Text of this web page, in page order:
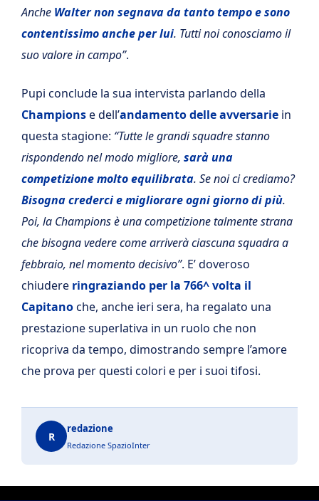
Anche Walter non segnava da tanto tempo e sono
contentissimo anche per lui. Tutti noi conosciamo il
suo valore in campo”.
Pupi conclude la sua intervista parlando della
Championse dell’andamento delle avversarie in
questa stagione: “Tutte le grandi squadre stanno
rispondendo nel modo migliore, sarà una
competizione molto equilibrata. Se noi ci crediamo?
Bisogna crederci e migliorare ogni giorno di più.
Poi, la Champions è una competizione talmente strana
che bisogna vedere come arriverà ciascuna squadra a
febbraio, nel momento decisivo”. E’ doveroso
chiudere ringraziando per la 766^ volta il
Capitanoche, anche ieri sera, ha regalato una
prestazione superlativa in un ruolo che non
ricopriva da tempo, dimostrando sempre l’amore
che prova per questi colori e per i suoi tifosi.
R
redazione
Redazione SpazioInter